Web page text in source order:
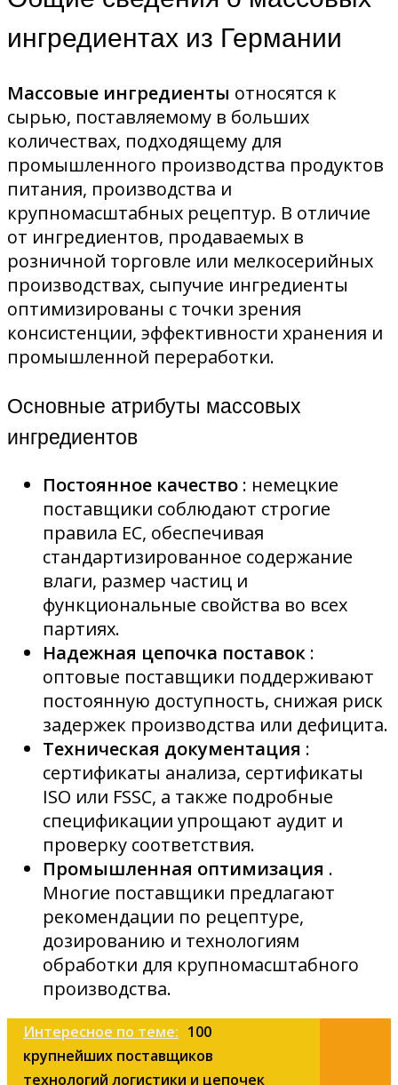
ингредиентах из Германии
Массовые ингредиенты относятся к
сырью, поставляемому в больших
количествах, подходящему для
промышленного производства продуктов
питания, производства и
крупномасштабных рецептур. В отличие
от ингредиентов, продаваемых в
розничной торговле или мелкосерийных
производствах, сыпучие ингредиенты
оптимизированы с точки зрения
консистенции, эффективности хранения и
промышленной переработки.
Основные атрибуты массовых
ингредиентов
Постоянное качество : немецкие
поставщики соблюдают строгие
правила ЕС, обеспечивая
стандартизированное содержание
влаги, размер частиц и
функциональные свойства во всех
партиях.
Надежная цепочка поставок :
оптовые поставщики поддерживают
постоянную доступность, снижая риск
задержек производства или дефицита.
Техническая документация :
сертификаты анализа, сертификаты
ISO или FSSC, а также подробные
спецификации упрощают аудит и
проверку соответствия.
Промышленная оптимизация .
Многие поставщики предлагают
рекомендации по рецептуре,
дозированию и технологиям
обработки для крупномасштабного
производства.
Интересное по теме: 100
крупнейших поставщиков
технологий логистики и цепочек